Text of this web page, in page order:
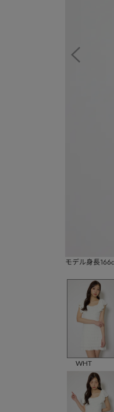
モデル身長
WHT